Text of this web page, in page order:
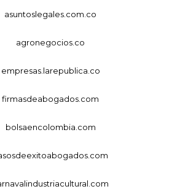
asuntoslegales.com.co
agronegocios.co
empresas.larepublica.co
firmasdeabogados.com
bolsaencolombia.com